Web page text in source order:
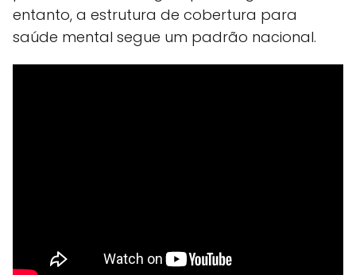
entanto, a estrutura de cobertura para
saúde mental segue um padrão nacional.